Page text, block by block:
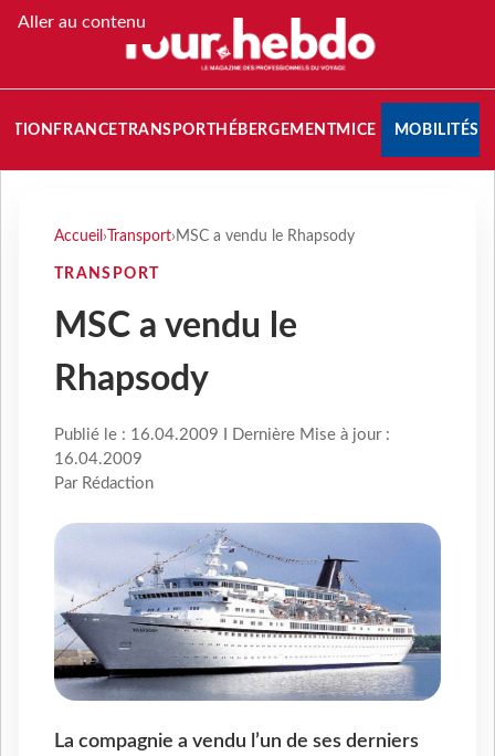
Aller au contenu
FRANCETRANSPORT HÉBERGEMENTMICE MOBILITÉS
Accueil › Transport› MSC a vendu le Rhapsody
TRANSPORT
MSC a vendu le
Rhapsody
Publié le : 16.04.2009 I Dernière Mise à jour :
16.04.2009
Par Rédaction
La compagnie a vendu l’un de ses derniers